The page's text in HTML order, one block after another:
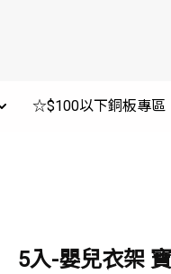
☆$100以下銅板專區
5入-嬰兒衣架